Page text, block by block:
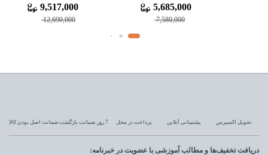
7,580,000
5,685,000
12,690,000
9,517,000
تحویل اکسپرس پشتیبانی آنلاین پرداخت در محل 7 روز ضمانت بازگشت ضمانت اصل بودن کالا
دریافت تخفیف‌ها و مطالب آموزشی با عضویت در خبرنامه: